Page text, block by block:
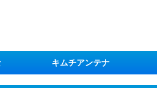
キムチアンテナ